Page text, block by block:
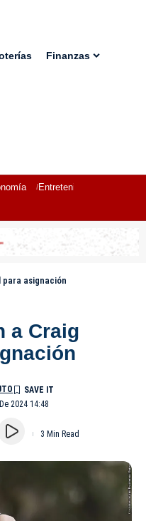
Finanzas
Entretenimiento
para asignación
a Craig
2024 14:48
3 Min Read